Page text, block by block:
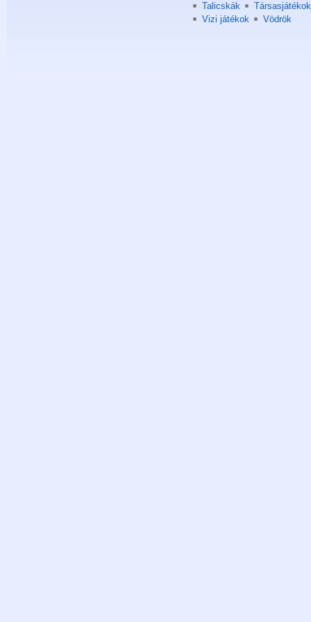
Talicskák
Társasjátékok
Vizi játékok
Vödrök